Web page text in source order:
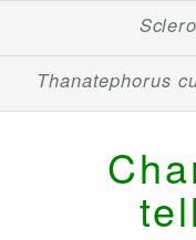
Thanatephorus